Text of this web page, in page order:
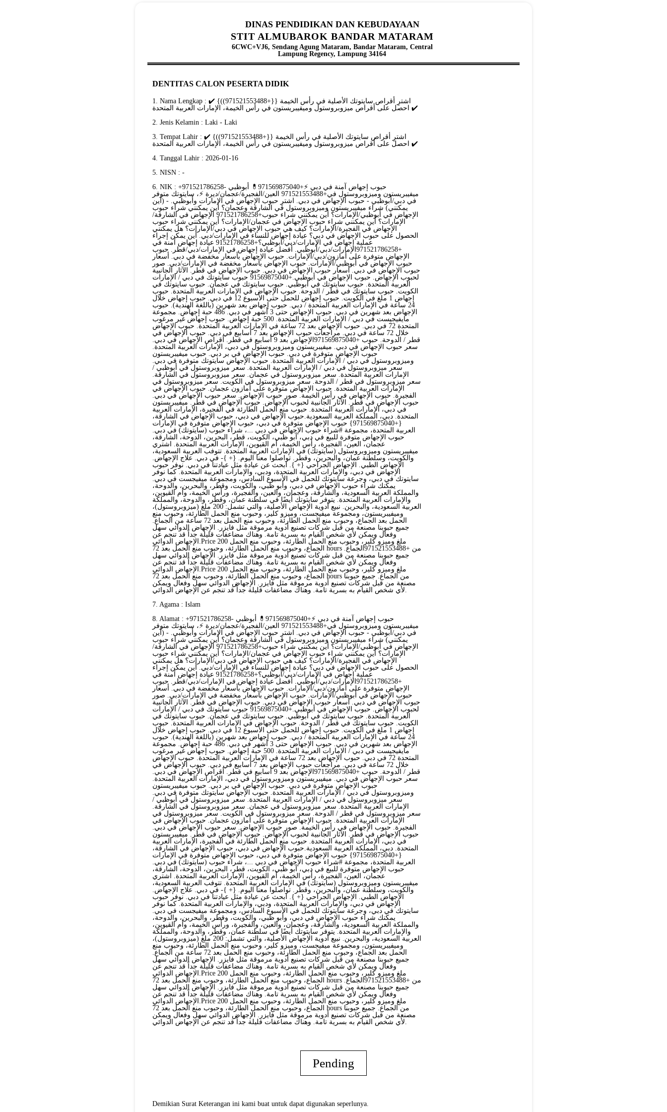
DINAS PENDIDIKAN DAN KEBUDAYAAN
STIT ALMUBAROK BANDAR MATARAM
6CWC+VJ6, Sendang Agung Mataram, Bandar Mataram, Central
Lampung Regency, Lampung 34164
DENTITAS CALON PESERTA DIDIK
1. Nama Lengkap : اشترِ أقراص سايتوتك الأصلية في رأس الخيمة {{+971521553488))} ✔️
احصل على أقراص ميزوبروستول وميفيبريستون في رأس الخيمة، الإمارات العربية المتحدة ✔️
2. Jenis Kelamin : Laki - Laki
3. Tempat Lahir : اشترِ أقراص سايتوتك الأصلية في رأس الخيمة {{+971521553488))} ✔️
احصل على أقراص ميزوبروستول وميفيبريستون في رأس الخيمة، الإمارات العربية المتحدة ✔️
4. Tanggal Lahir : 2026-01-16
5. NISN : -
6. NIK : +971521786258حبوب إجهاض آمنة في دبي ⚡+971569875040💊 أبوظبي -
ميفيبريستون وميزوبروستول في+971521553488 العين/الفجيرة/عجمان/ديرة ⚡، سايتوتك متوفر
في دبي/أبوظبي - حبوب الإجهاض في دبي. اشترِ حبوب الإجهاض في الإمارات وأبوظبي. - (أين
يمكنني) شراء ميفيبريستون وميزوبروستول في الشارقة وعجمان؟ أين يمكنني شراء حبوب
الإجهاض في أبوظبي/الإمارات؟ أين يمكنني شراء حبوب+971521786258 الإجهاض في الشارقة/
الإمارات؟ أين يمكنني شراء حبوب الإجهاض في عجمان/الإمارات؟ أين يمكنني شراء حبوب
الإجهاض في الفجيرة/الإمارات؟ كيف هي حبوب الإجهاض في دبي/الإمارات؟ هل يمكنني
الحصول على حبوب الإجهاض في دبي؟ عيادة إجهاض للنساء في الإمارات/دبي. أين يمكن إجراء
عملية إجهاض في الإمارات/دبي/أبوظبي؟+91521786258 عيادة إجهاض آمنة في
+971521786258الإمارات/دبي/أبوظبي. أفضل عيادة إجهاض في الإمارات/دبي/قطر. حبوب
الإجهاض متوفرة على أمازون/دبي/الإمارات. حبوب الإجهاض بأسعار مخفضة في دبي. أسعار
حبوب الإجهاض في أبوظبي/الإمارات. حبوب الإجهاض بأسعار مخفضة في الإمارات/دبي. صور
حبوب الإجهاض في دبي. أسعار حبوب الإجهاض في دبي. حبوب الإجهاض في قطر. الآثار الجانبية
لحبوب الإجهاض. حبوب الإجهاض في أبوظبي.+91569875040 حبوب سايتوتك في دبي / الإمارات
العربية المتحدة. حبوب سايتوتك في أبوظبي. حبوب سايتوتك في عجمان. حبوب سايتوتك في
الكويت. حبوب سايتوتك في قطر / الدوحة. حبوب الإجهاض في الإمارات العربية المتحدة. حبوب
إجهاض 1 ملغ في الكويت. حبوب إجهاض للحمل حتى الأسبوع 12 في دبي. حبوب إجهاض خلال
24 ساعة في الإمارات العربية المتحدة / دبي. حبوب إجهاض بعد شهرين (باللغة الهندية). حبوب
الإجهاض بعد شهرين في دبي. حبوب الإجهاض حتى 3 أشهر في دبي. 486 حبة إجهاض. مجموعة
مايفيجيست في دبي / الإمارات العربية المتحدة. 500 حبة إجهاض. حبوب إجهاض غير مرغوب
المتحدة 72 في دبي. حبوب الإجهاض بعد 72 ساعة في الإمارات العربية المتحدة. حبوب الإجهاض
خلال 72 ساعة في دبي. مراجعات حبوب الإجهاض بعد 7 أسابيع في دبي. حبوب الإجهاض في
قطر / الدوحة. حبوب +971569875040الإجهاض بعد 9 أسابيع في قطر. أقراص الإجهاض في دبي.
سعر حبوب الإجهاض في دبي. ميفيبريستون وميزوبروستول في دبي، الإمارات العربية المتحدة.
حبوب الإجهاض متوفرة في دبي. حبوب الإجهاض في بر دبي. حبوب ميفيبريستون
وميزوبروستول في دبي / الإمارات العربية المتحدة. حبوب الإجهاض سايتوتك متوفرة في دبي.
سعر ميزوبروستول في دبي / الإمارات العربية المتحدة. سعر ميزوبروستول في أبوظبي /
الإمارات العربية المتحدة. سعر ميزوبروستول في عجمان. سعر ميزوبروستول في الشارقة.
سعر ميزوبروستول في قطر / الدوحة. سعر ميزوبروستول في الكويت. سعر ميزوبروستول في
الإمارات العربية المتحدة. حبوب الإجهاض متوفرة على أمازون عجمان. حبوب الإجهاض في
الفجيرة. حبوب الإجهاض في رأس الخيمة. صور حبوب الإجهاض. سعر حبوب الإجهاض في دبي.
حبوب الإجهاض في قطر. الآثار الجانبية لحبوب الإجهاض. حبوب الإجهاض في قطر. ميفيبريستون
في دبي، الإمارات العربية المتحدة. حبوب منع الحمل الطارئة في الفجيرة، الإمارات العربية
المتحدة. دبي، المملكة العربية السعودية.حبوب الإجهاض في دبي، حبوب الإجهاض في الشارقة،
{+971569875040} حبوب الإجهاض متوفرة في دبي، حبوب الإجهاض متوفرة في الإمارات
العربية المتحدة، مجموعة #شراء حبوب الإجهاض في دبي ...، شراء حبوب (سايتوتك) في دبي.
حبوب الإجهاض متوفرة للبيع في دبي، أبو ظبي، الكويت، قطر، البحرين، الدوحة، الشارقة،
عجمان، العين، الفجيرة، رأس الخيمة، أم القيوين، الإمارات العربية المتحدة. اشتري
ميفيبريستون وميزوبروستول (سايتوتك) في الإمارات العربية المتحدة. تتوفب العربية السعودية،
والكويت، وسلطنة عمان، والبحرين، وقطر. تواصلوا معنا اليوم. {+ }- في دبي. علاج الإجهاض.
الإجهاض الطبي. الإجهاض الجراحي {+ }. ابحث عن عيادة مثل عيادتنا في دبي. نوفر حبوب
الإجهاض في دبي، والإمارات العربية المتحدة، ودبي، والإمارات العربية المتحدة. كما نوفر
سايتوتك في دبي، وجرعة سايتوتك للحمل في الأسبوع السادس، ومجموعة ميفيجست في دبي.
يمكنك شراء حبوب الإجهاض في دبي، وأبو ظبي، والكويت، وقطر، والبحرين، والدوحة،
والمملكة العربية السعودية، والشارقة، وعجمان، والعين، والفجيرة، ورأس الخيمة، وأم القيوين،
والإمارات العربية المتحدة. يتوفر سايتوتك أيضًا في سلطنة عمان، وقطر، والدوحة، والمملكة
العربية السعودية، والبحرين. نبيع أدوية الإجهاض الأصلية، والتي تشمل: 200 ملغ (ميزوبروستول)،
وميفيبريستون، ومجموعة ميفيجست، وميزو كلير، وحبوب منع الحمل الطارئة، وحبوب منع
الحمل بعد الجماع، وحبوب منع الحمل الطارئة، وحبوب منع الحمل بعد 72 ساعة من الجماع.
جميع حبوبنا مصنعة من قبل شركات تصنيع أدوية مرموقة مثل فايزر. الإجهاض الدوائي سهل
وفعال ويمكن لأي شخص القيام به بسرية تامة. وهناك مضاعفات قليلة جداً قد تنجم عن
الإجهاض الدوائي.Price 200 ملغ وميزو كلير، وحبوب منع الحمل الطارئة، وحبوب منع الحمل
الجماع، وحبوب منع الحمل الطارئة، وحبوب منع الحمل بعد 72 hours من +971521553488الجماع.
جميع حبوبنا مصنعة من قبل شركات تصنيع أدوية مرموقة مثل فايزر. الإجهاض الدوائي سهل
وفعال ويمكن لأي شخص القيام به بسرية تامة. وهناك مضاعفات قليلة جداً قد تنجم عن
الإجهاض الدوائي.Price 200 ملغ وميزو كلير، وحبوب منع الحمل الطارئة، وحبوب منع الحمل
الجماع، وحبوب منع الحمل الطارئة، وحبوب منع الحمل بعد 72 hours من الجماع. جميع حبوبنا
مصنعة من قبل شركات تصنيع أدوية مرموقة مثل فايزر. الإجهاض الدوائي سهل وفعال ويمكن
لأي شخص القيام به بسرية تامة. وهناك مضاعفات قليلة جداً قد تنجم عن الإجهاض الدوائي.
7. Agama : Islam
8. Alamat : +971521786258حبوب إجهاض آمنة في دبي ⚡+971569875040💊 أبوظبي -
ميفيبريستون وميزوبروستول في+971521553488 العين/الفجيرة/عجمان/ديرة ⚡، سايتوتك متوفر
في دبي/أبوظبي - حبوب الإجهاض في دبي. اشترِ حبوب الإجهاض في الإمارات وأبوظبي. - (أين
يمكنني) شراء ميفيبريستون وميزوبروستول في الشارقة وعجمان؟ أين يمكنني شراء حبوب
الإجهاض في أبوظبي/الإمارات؟ أين يمكنني شراء حبوب+971521786258 الإجهاض في الشارقة/
الإمارات؟ أين يمكنني شراء حبوب الإجهاض في عجمان/الإمارات؟ أين يمكنني شراء حبوب
الإجهاض في الفجيرة/الإمارات؟ كيف هي حبوب الإجهاض في دبي/الإمارات؟ هل يمكنني
الحصول على حبوب الإجهاض في دبي؟ عيادة إجهاض للنساء في الإمارات/دبي. أين يمكن إجراء
عملية إجهاض في الإمارات/دبي/أبوظبي؟+91521786258 عيادة إجهاض آمنة في
+971521786258الإمارات/دبي/أبوظبي. أفضل عيادة إجهاض في الإمارات/دبي/قطر. حبوب
الإجهاض متوفرة على أمازون/دبي/الإمارات. حبوب الإجهاض بأسعار مخفضة في دبي. أسعار
حبوب الإجهاض في أبوظبي/الإمارات. حبوب الإجهاض بأسعار مخفضة في الإمارات/دبي. صور
حبوب الإجهاض في دبي. أسعار حبوب الإجهاض في دبي. حبوب الإجهاض في قطر. الآثار الجانبية
لحبوب الإجهاض. حبوب الإجهاض في أبوظبي.+91569875040 حبوب سايتوتك في دبي / الإمارات
العربية المتحدة. حبوب سايتوتك في أبوظبي. حبوب سايتوتك في عجمان. حبوب سايتوتك في
الكويت. حبوب سايتوتك في قطر / الدوحة. حبوب الإجهاض في الإمارات العربية المتحدة. حبوب
إجهاض 1 ملغ في الكويت. حبوب إجهاض للحمل حتى الأسبوع 12 في دبي. حبوب إجهاض خلال
24 ساعة في الإمارات العربية المتحدة / دبي. حبوب إجهاض بعد شهرين (باللغة الهندية). حبوب
الإجهاض بعد شهرين في دبي. حبوب الإجهاض حتى 3 أشهر في دبي. 486 حبة إجهاض. مجموعة
مايفيجيست في دبي / الإمارات العربية المتحدة. 500 حبة إجهاض. حبوب إجهاض غير مرغوب
المتحدة 72 في دبي. حبوب الإجهاض بعد 72 ساعة في الإمارات العربية المتحدة. حبوب الإجهاض
خلال 72 ساعة في دبي. مراجعات حبوب الإجهاض بعد 7 أسابيع في دبي. حبوب الإجهاض في
قطر / الدوحة. حبوب +971569875040الإجهاض بعد 9 أسابيع في قطر. أقراص الإجهاض في دبي.
سعر حبوب الإجهاض في دبي. ميفيبريستون وميزوبروستول في دبي، الإمارات العربية المتحدة.
حبوب الإجهاض متوفرة في دبي. حبوب الإجهاض في بر دبي. حبوب ميفيبريستون
وميزوبروستول في دبي / الإمارات العربية المتحدة. حبوب الإجهاض سايتوتك متوفرة في دبي.
سعر ميزوبروستول في دبي / الإمارات العربية المتحدة. سعر ميزوبروستول في أبوظبي /
الإمارات العربية المتحدة. سعر ميزوبروستول في عجمان. سعر ميزوبروستول في الشارقة.
سعر ميزوبروستول في قطر / الدوحة. سعر ميزوبروستول في الكويت. سعر ميزوبروستول في
الإمارات العربية المتحدة. حبوب الإجهاض متوفرة على أمازون عجمان. حبوب الإجهاض في
الفجيرة. حبوب الإجهاض في رأس الخيمة. صور حبوب الإجهاض. سعر حبوب الإجهاض في دبي.
حبوب الإجهاض في قطر. الآثار الجانبية لحبوب الإجهاض. حبوب الإجهاض في قطر. ميفيبريستون
في دبي، الإمارات العربية المتحدة. حبوب منع الحمل الطارئة في الفجيرة، الإمارات العربية
المتحدة. دبي، المملكة العربية السعودية.حبوب الإجهاض في دبي، حبوب الإجهاض في الشارقة،
{+971569875040} حبوب الإجهاض متوفرة في دبي، حبوب الإجهاض متوفرة في الإمارات
العربية المتحدة، مجموعة #شراء حبوب الإجهاض في دبي ...، شراء حبوب (سايتوتك) في دبي.
حبوب الإجهاض متوفرة للبيع في دبي، أبو ظبي، الكويت، قطر، البحرين، الدوحة، الشارقة،
عجمان، العين، الفجيرة، رأس الخيمة، أم القيوين، الإمارات العربية المتحدة. اشتري
ميفيبريستون وميزوبروستول (سايتوتك) في الإمارات العربية المتحدة. تتوفب العربية السعودية،
والكويت، وسلطنة عمان، والبحرين، وقطر. تواصلوا معنا اليوم. {+ }- في دبي. علاج الإجهاض.
الإجهاض الطبي. الإجهاض الجراحي {+ }. ابحث عن عيادة مثل عيادتنا في دبي. نوفر حبوب
الإجهاض في دبي، والإمارات العربية المتحدة، ودبي، والإمارات العربية المتحدة. كما نوفر
سايتوتك في دبي، وجرعة سايتوتك للحمل في الأسبوع السادس، ومجموعة ميفيجست في دبي.
يمكنك شراء حبوب الإجهاض في دبي، وأبو ظبي، والكويت، وقطر، والبحرين، والدوحة،
والمملكة العربية السعودية، والشارقة، وعجمان، والعين، والفجيرة، ورأس الخيمة، وأم القيوين،
والإمارات العربية المتحدة. يتوفر سايتوتك أيضًا في سلطنة عمان، وقطر، والدوحة، والمملكة
العربية السعودية، والبحرين. نبيع أدوية الإجهاض الأصلية، والتي تشمل: 200 ملغ (ميزوبروستول)،
وميفيبريستون، ومجموعة ميفيجست، وميزو كلير، وحبوب منع الحمل الطارئة، وحبوب منع
الحمل بعد الجماع، وحبوب منع الحمل الطارئة، وحبوب منع الحمل بعد 72 ساعة من الجماع.
جميع حبوبنا مصنعة من قبل شركات تصنيع أدوية مرموقة مثل فايزر. الإجهاض الدوائي سهل
وفعال ويمكن لأي شخص القيام به بسرية تامة. وهناك مضاعفات قليلة جداً قد تنجم عن
الإجهاض الدوائي.Price 200 ملغ وميزو كلير، وحبوب منع الحمل الطارئة، وحبوب منع الحمل
الجماع، وحبوب منع الحمل الطارئة، وحبوب منع الحمل بعد 72 hours من +971521553488الجماع.
جميع حبوبنا مصنعة من قبل شركات تصنيع أدوية مرموقة مثل فايزر. الإجهاض الدوائي سهل
وفعال ويمكن لأي شخص القيام به بسرية تامة. وهناك مضاعفات قليلة جداً قد تنجم عن
الإجهاض الدوائي.Price 200 ملغ وميزو كلير، وحبوب منع الحمل الطارئة، وحبوب منع الحمل
الجماع، وحبوب منع الحمل الطارئة، وحبوب منع الحمل بعد 72 hours من الجماع. جميع حبوبنا
مصنعة من قبل شركات تصنيع أدوية مرموقة مثل فايزر. الإجهاض الدوائي سهل وفعال ويمكن
لأي شخص القيام به بسرية تامة. وهناك مضاعفات قليلة جداً قد تنجم عن الإجهاض الدوائي.
Pending
Demikian Surat Keterangan ini kami buat untuk dapat digunakan seperlunya.